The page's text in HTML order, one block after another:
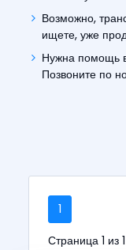
Возможно,
ищете, уже
Нужна помощь
Позвоните по
1
Страница 1 из 1